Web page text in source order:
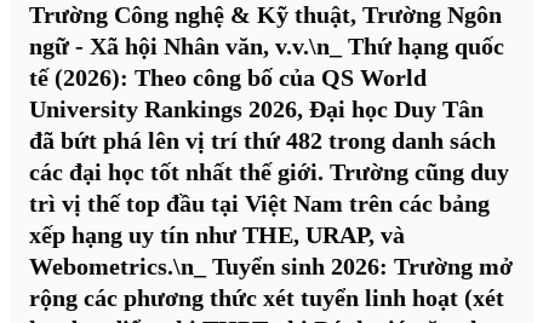
Trường Công nghệ & Kỹ thuật, Trường Ngôn
ngữ - Xã hội Nhân văn, v.v.\n_ Thứ hạng quốc
tế (2026): Theo công bố của QS World
University Rankings 2026, Đại học Duy Tân
đã bứt phá lên vị trí thứ 482 trong danh sách
các đại học tốt nhất thế giới. Trường cũng duy
trì vị thế top đầu tại Việt Nam trên các bảng
xếp hạng uy tín như THE, URAP, và
Webometrics.\n_ Tuyển sinh 2026: Trường mở
rộng các phương thức xét tuyển linh hoạt (xét